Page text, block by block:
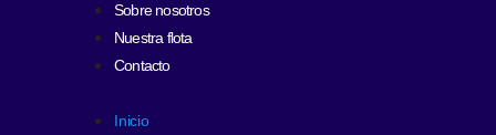
Sobre nosotros
Nuestra flota
Contacto
Inicio